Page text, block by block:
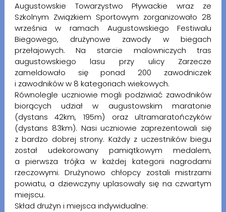
Augustowskie Towarzystwo Pływackie wraz ze
Szkolnym Związkiem Sportowym zorganizowało 28
września w ramach Augustowskiego Festiwalu
Biegowego, drużynowe zawody w biegach
przełajowych. Na starcie malowniczych tras
augustowskiego lasu przy ulicy Zarzecze
zameldowało się ponad 200 zawodniczek
i zawodników w 8 kategoriach wiekowych.
Równolegle uczniowie mogli podziwiać zawodników
biorących udział w augustowskim maratonie
(dystans 42km, 195m) oraz ultramaratończyków
(dystans 83km). Nasi uczniowie zaprezentowali się
z bardzo dobrej strony. Każdy z uczestników biegu
został udekorowany pamiątkowym medalem,
a pierwsza trójka w każdej kategorii nagrodami
rzeczowymi. Drużynowo chłopcy zostali mistrzami
powiatu, a dziewczyny uplasowały się na czwartym
miejscu.
Skład drużyn i miejsca indywidualne: